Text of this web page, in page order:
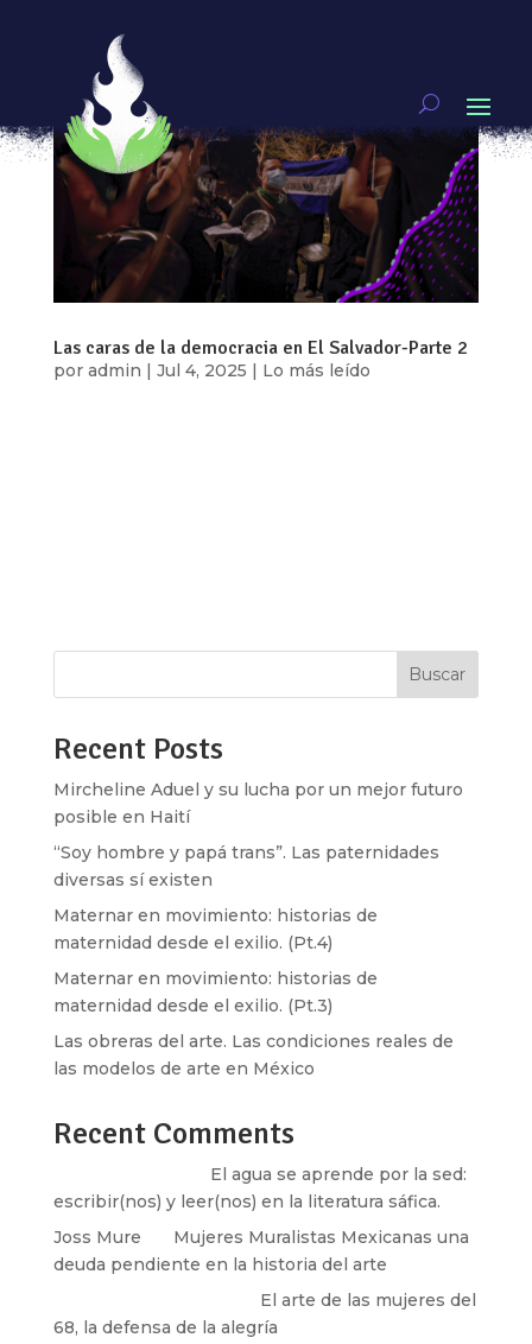
Las caras de la democracia en El Salvador-Parte 2
por admin | Jul 4, 2025 | Lo más leído
Buscar
Recent Posts
Mircheline Aduel y su lucha por un mejor futuro
posible en Haití
“Soy hombre y papá trans”. Las paternidades
diversas sí existen
Maternar en movimiento: historias de
maternidad desde el exilio. (Pt.4)
Maternar en movimiento: historias de
maternidad desde el exilio. (Pt.3)
Las obreras del arte. Las condiciones reales de
las modelos de arte en México
Recent Comments
El agua se aprende por la sed:
escribir(nos) y leer(nos) en la literatura sáfica.
Joss Mure
Mujeres Muralistas Mexicanas una
deuda pendiente en la historia del arte
El arte de las mujeres del
68, la defensa de la alegría